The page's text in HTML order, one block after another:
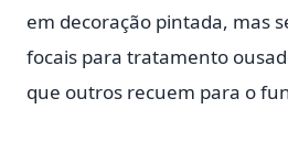
em decoração pintada, mas
focais para tratamento
que outros recuem para o